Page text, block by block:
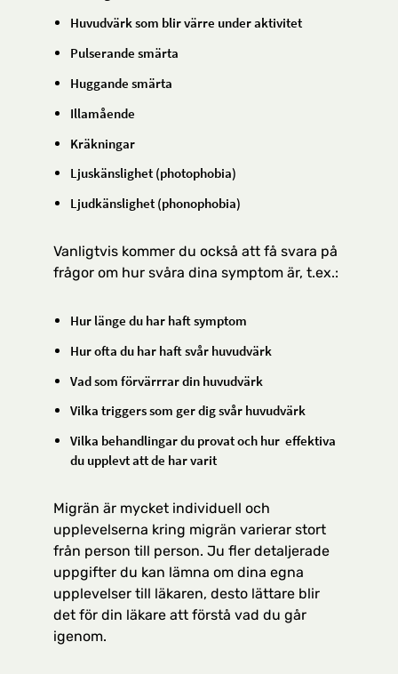
Huvudvärk som blir värre under aktivitet
Pulserande smärta
Huggande smärta
Illamående
Kräkningar
Ljuskänslighet (photophobia)
Ljudkänslighet (phonophobia)
Vanligtvis kommer du också att få svara på
frågor om hur svåra dina symptom är, t.ex.:
Hur länge du har haft symptom
Hur ofta du har haft svår huvudvärk
Vad som förvärrrar din huvudvärk
Vilka triggers som ger dig svår huvudvärk
Vilka behandlingar du provat och hur effektiva
du upplevt att de har varit
Migrän är mycket individuell och
upplevelserna kring migrän varierar stort
från person till person. Ju fler detaljerade
uppgifter du kan lämna om dina egna
upplevelser till läkaren, desto lättare blir
det för din läkare att förstå vad du går
igenom.